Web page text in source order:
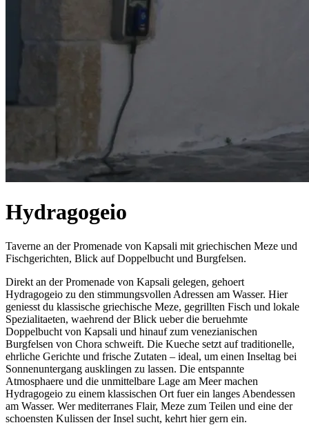
Hydragogeio
Taverne an der Promenade von Kapsali mit griechischen Meze und
Fischgerichten, Blick auf Doppelbucht und Burgfelsen.
Direkt an der Promenade von Kapsali gelegen, gehoert
Hydragogeio zu den stimmungsvollen Adressen am Wasser. Hier
geniesst du klassische griechische Meze, gegrillten Fisch und lokale
Spezialitaeten, waehrend der Blick ueber die beruehmte
Doppelbucht von Kapsali und hinauf zum venezianischen
Burgfelsen von Chora schweift. Die Kueche setzt auf traditionelle,
ehrliche Gerichte und frische Zutaten – ideal, um einen Inseltag bei
Sonnenuntergang ausklingen zu lassen. Die entspannte
Atmosphaere und die unmittelbare Lage am Meer machen
Hydragogeio zu einem klassischen Ort fuer ein langes Abendessen
am Wasser. Wer mediterranes Flair, Meze zum Teilen und eine der
schoensten Kulissen der Insel sucht, kehrt hier gern ein.